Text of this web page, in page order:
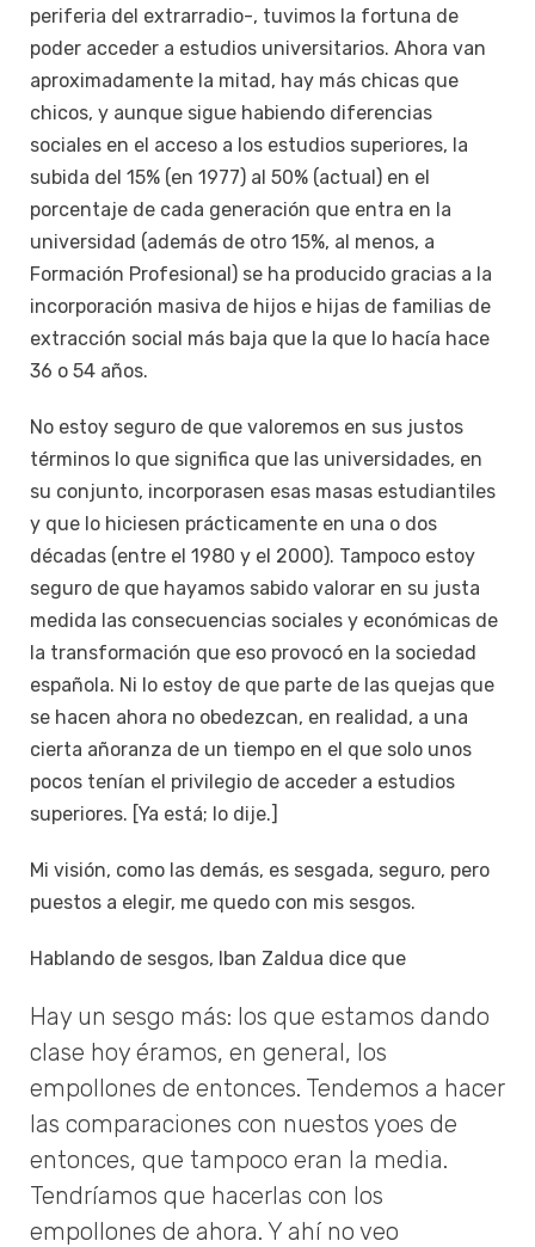
periferia del extrarradio-, tuvimos la fortuna de
poder acceder a estudios universitarios. Ahora van
aproximadamente la mitad, hay más chicas que
chicos, y aunque sigue habiendo diferencias
sociales en el acceso a los estudios superiores, la
subida del 15% (en 1977) al 50% (actual) en el
porcentaje de cada generación que entra en la
universidad (además de otro 15%, al menos, a
Formación Profesional) se ha producido gracias a la
incorporación masiva de hijos e hijas de familias de
extracción social más baja que la que lo hacía hace
36 o 54 años.
No estoy seguro de que valoremos en sus justos
términos lo que significa que las universidades, en
su conjunto, incorporasen esas masas estudiantiles
y que lo hiciesen prácticamente en una o dos
décadas (entre el 1980 y el 2000). Tampoco estoy
seguro de que hayamos sabido valorar en su justa
medida las consecuencias sociales y económicas de
la transformación que eso provocó en la sociedad
española. Ni lo estoy de que parte de las quejas que
se hacen ahora no obedezcan, en realidad, a una
cierta añoranza de un tiempo en el que solo unos
pocos tenían el privilegio de acceder a estudios
superiores. [Ya está; lo dije.]
Mi visión, como las demás, es sesgada, seguro, pero
puestos a elegir, me quedo con mis sesgos.
Hablando de sesgos, Iban Zaldua dice que
Hay un sesgo más: los que estamos dando
clase hoy éramos, en general, los
empollones de entonces. Tendemos a hacer
las comparaciones con nuestos yoes de
entonces, que tampoco eran la media.
Tendríamos que hacerlas con los
empollones de ahora. Y ahí no veo